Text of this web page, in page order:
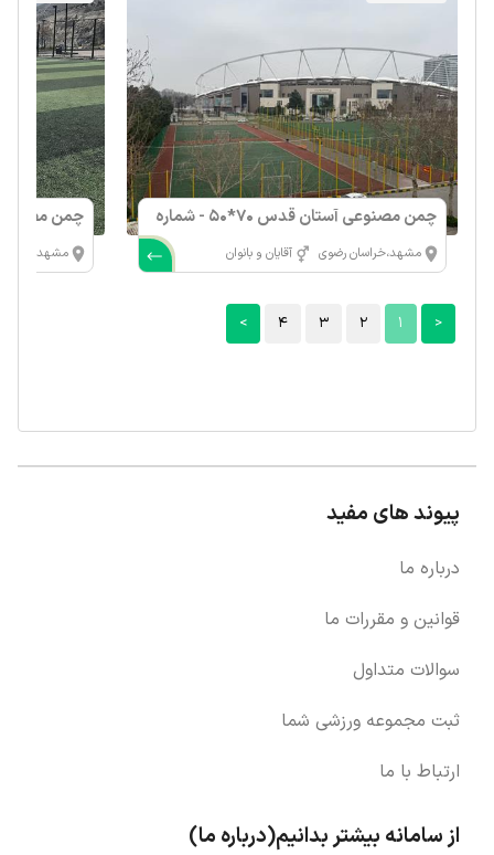
چمن مصنوعی آستان قدس 70*50 - شماره
3 بزرگ مشهد،خراسان رضوی آقایان و بانوان
چمن
<
1
2
3
4
>
پیوند های مفید
درباره ما
قوانین و مقررات ما
سوالات متداول
ثبت مجموعه ورزشی شما
ارتباط با ما
از سامانه بیشتر بدانیم(درباره ما)